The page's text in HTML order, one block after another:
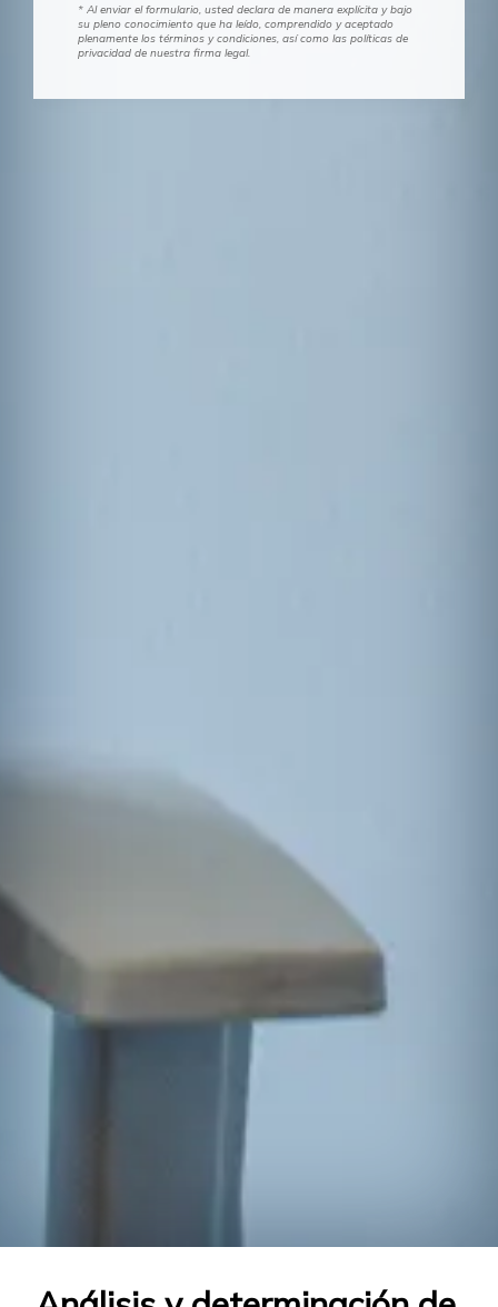
* Al enviar el formulario, usted declara de manera explícita y bajo
su pleno conocimiento que ha leído, comprendido y aceptado
plenamente los términos y condiciones, así como las políticas de
privacidad de nuestra firma legal.